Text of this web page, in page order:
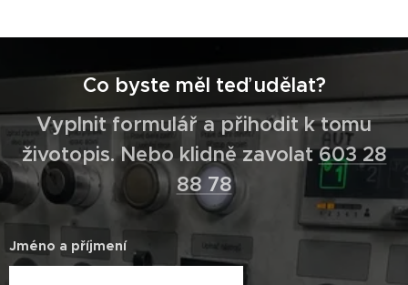
Co byste měl teď udělat?
Vyplnit formulář a přihodit k tomu
životopis. Nebo klidně zavolat603 28
88 78
Jméno a příjmení